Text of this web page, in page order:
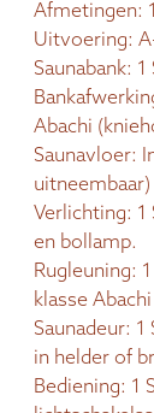
Afmetingen:
Uitvoering:
Saunabank:
Abachi
Saunavloer:
uitneembaar)
Verlichting: 1
en bollamp.
Rugleuning:
klasse
Saunadeur:
in helder of
Bediening: 1